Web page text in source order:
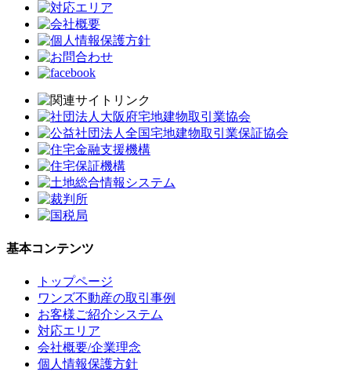
基本コンテンツ
トップページ
ワンズ不動産の取引事例
お客様ご紹介システム
対応エリア
会社概要/企業理念
個人情報保護方針